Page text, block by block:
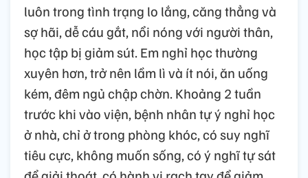
luôn trong tình trạng lo lắng, căng thẳng và
sợ hãi, dễ cáu gắt, nổi nóng với người thân,
học tập bị giảm sút. Em nghỉ học thường
xuyên hơn, trở nên lầm lì và ít nói, ăn uống
kém, đêm ngủ chập chờn. Khoảng 2 tuần
trước khi vào viện, bệnh nhân tự ý nghỉ học
ở nhà, chỉ ở trong phòng khóc, có suy nghĩ
tiêu cực, không muốn sống, có ý nghĩ tự sát